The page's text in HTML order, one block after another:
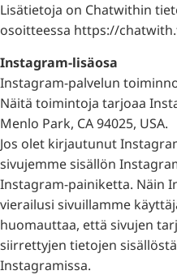
Lisätietoja on Chatwithin
osoitteessa https://
Instagram-lisäosa
Instagram-palvelun
Näitä toimintoja tarjoaa
Menlo Park, CA 94025, USA.
Jos olet kirjautunut
sivujemme sisällön
Instagram-painiketta. Näin
vierailusi sivuillamme
huomauttaa, että sivujen
siirrettyjen tietojen
Instagramissa.